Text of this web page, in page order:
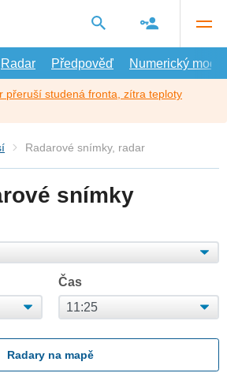
Radar Předpověď Numerický model
přeruší studená fronta, zítra teploty
Radarové snímky, radar
snímky
Čas
Radary na mapě